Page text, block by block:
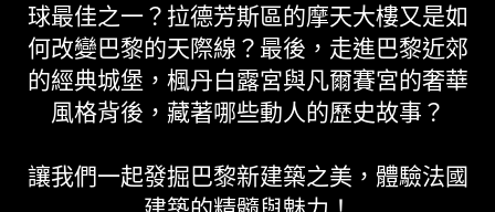
球最佳之一？拉德芳斯區的摩天大樓又是如
何改變巴黎的天際線？最後，走進巴黎近郊
的經典城堡，楓丹白露宮與凡爾賽宮的奢華
風格背後，藏著哪些動人的歷史故事？
讓我們一起發掘巴黎新建築之美，體驗法國